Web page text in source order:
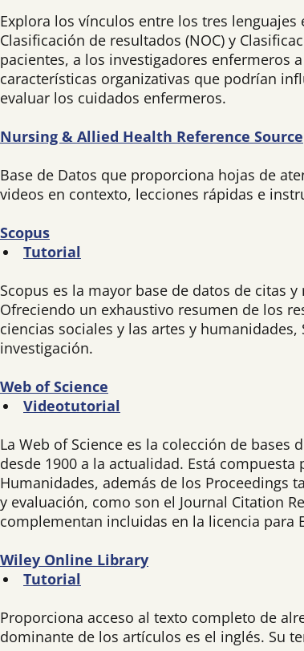
Explora los vínculos entre los tres
Clasificación de resultados (NOC) y
pacientes, a los investigadores enfermeros
características organizativas que podrían
evaluar los cuidados enfermeros.
Nursing & Allied Health Reference Source
Base de Datos que proporciona hojas de
videos en contexto, lecciones rápidas e
Scopus
Tutorial
Scopus es la mayor base de datos de citas
Ofreciendo un exhaustivo resumen de los
ciencias sociales y las artes y
investigación.
Web of Science
Videotutorial
La Web of Science es la colección de
desde 1900 a la actualidad. Está
Humanidades, además de los Proceedings
y evaluación, como son el Journal Citation
complementan incluidas en la licencia para
Wiley Online Library
Tutorial
Proporciona acceso al texto completo de
dominante de los artículos es el inglés. Su